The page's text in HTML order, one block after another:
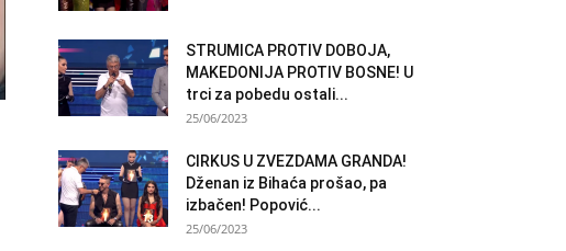
STRUMICA PROTIV DOBOJA,
MAKEDONIJA PROTIV BOSNE! U
trci za pobedu ostali...
25/06/2023
CIRKUS U ZVEZDAMA GRANDA!
Dženan iz Bihaća prošao, pa
izbačen! Popović...
25/06/2023